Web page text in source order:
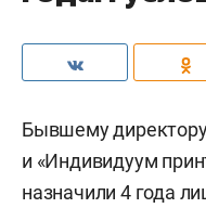
Бывшему директору
и «Индивидуум
назначили 4 года